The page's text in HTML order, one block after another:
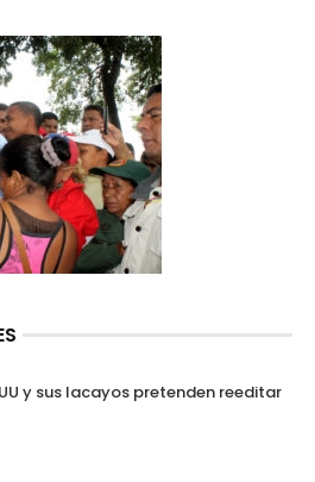
y sus lacayos pretenden reeditar